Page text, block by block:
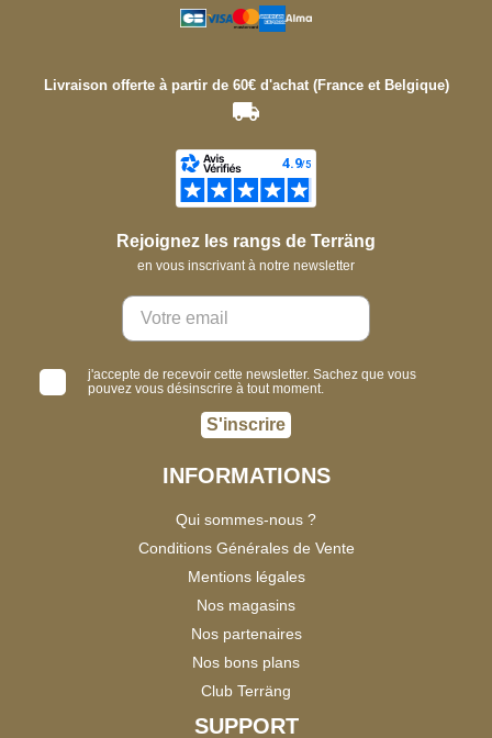
Livraison offerte à partir de 60€ d'achat (France et Belgique)
Rejoignez les rangs de Terräng
en vous inscrivant à notre newsletter
j'accepte de recevoir cette newsletter. Sachez que vous
pouvez vous désinscrire à tout moment.
S'inscrire
INFORMATIONS
Qui sommes-nous ?
Conditions Générales de Vente
Mentions légales
Nos magasins
Nos partenaires
Nos bons plans
Club Terräng
SUPPORT